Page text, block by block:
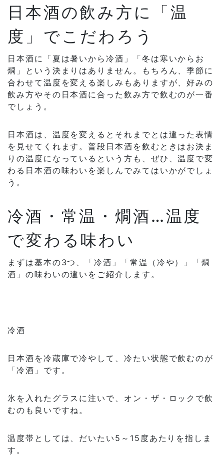
日本酒の飲み方に「温
度」でこだわろう
日本酒に「夏は暑いから冷酒」「冬は寒いからお
燗」という決まりはありません。もちろん、季節に
合わせて温度を変える楽しみもありますが、好みの
飲み方やその日本酒に合った飲み方で飲むのが一番
でしょう。
日本酒は、温度を変えるとそれまでとは違った表情
を見せてくれます。普段日本酒を飲むときはお決ま
りの温度になっているという方も、ぜひ、温度で変
わる日本酒の味わいを楽しんでみてはいかがでしょ
う。
冷酒・常温・燗酒…温度
で変わる味わい
まずは基本の3つ、「冷酒」「常温（冷や）」「燗
酒」の味わいの違いをご紹介します。
冷酒
日本酒を冷蔵庫で冷やして、冷たい状態で飲むのが
「冷酒」です。
氷を入れたグラスに注いで、オン・ザ・ロックで飲
むのも良いですね。
温度帯としては、だいたい5～15度あたりを指しま
す。